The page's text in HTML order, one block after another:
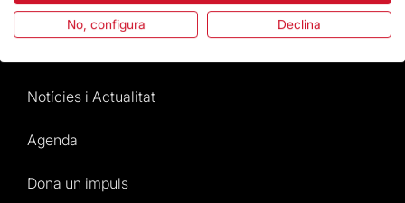
Atenció al Visitant
Notícies i Actualitat
Agenda
Dona un impuls
No, configura Declina